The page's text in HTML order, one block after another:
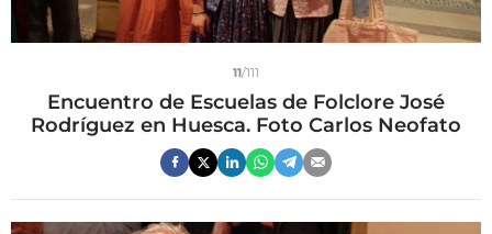
11/111
Encuentro de Escuelas de Folclore José
Rodríguez en Huesca. Foto Carlos Neofato